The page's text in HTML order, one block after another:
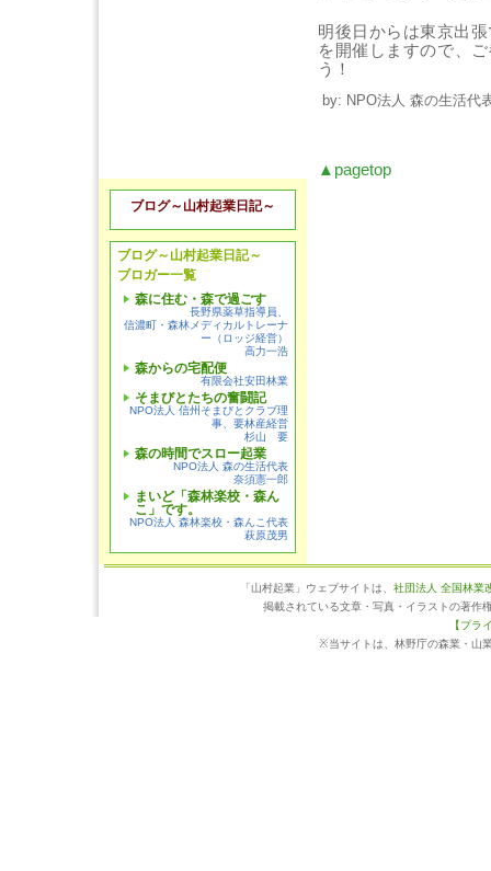
明後日からは東京出
を開催しますので、
う！
by: NPO法人 森の生活代
▲pagetop
ブログ～山村起業日記～
ブログ～山村起業日記～
ブロガー一覧
森に住む・森で過ごす
長野県薬草指導員、
信濃町・森林メディカルトレーナ
ー（ロッジ経営）
高力一浩
森からの宅配便
有限会社安田林業
そまびとたちの奮闘記
NPO法人 信州そまびとクラブ理
事、要林産経営
杉山 要
森の時間でスロー起業
NPO法人 森の生活代表
奈須憲一郎
まいど「森林楽校・森ん
こ」です。
NPO法人 森林楽校・森んこ代表
萩原茂男
「山村起業」ウェブサイトは、 社団法人 全国林業
掲載されている文章・写真・イラストの著作
【プラ
※当サイトは、林野庁の森業・山